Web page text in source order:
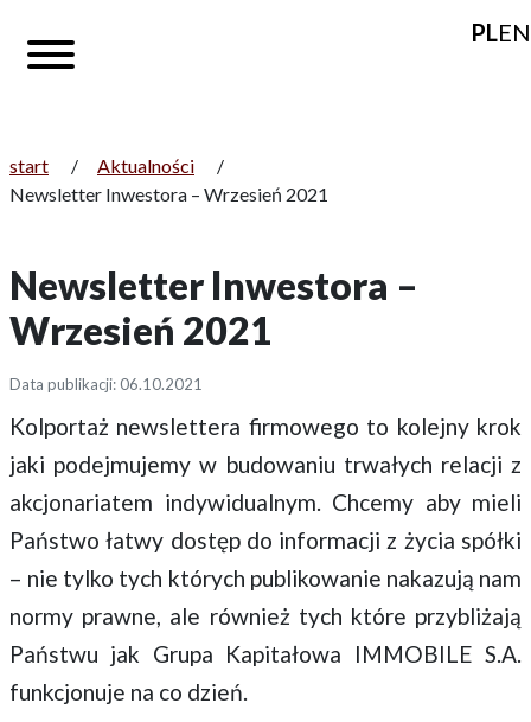
PLEN
start / Aktualności
/
Newsletter Inwestora – Wrzesień 2021
Newsletter Inwestora –
Wrzesień 2021
Data publikacji: 06.10.2021
Kolportaż newslettera firmowego to kolejny krok
jaki podejmujemy w budowaniu trwałych relacji z
akcjonariatem indywidualnym. Chcemy aby mieli
Państwo łatwy dostęp do informacji z życia spółki
– nie tylko tych których publikowanie nakazują nam
normy prawne, ale również tych które przybliżają
Państwu jak Grupa Kapitałowa IMMOBILE S.A.
funkcjonuje na co dzień.